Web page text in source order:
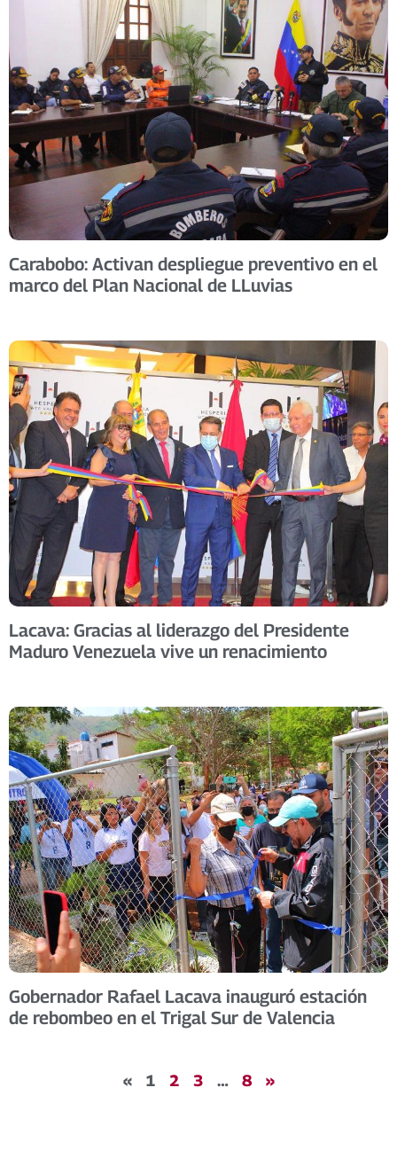
Carabobo: Activan despliegue preventivo en el
marco del Plan Nacional de LLuvias
Lacava: Gracias al liderazgo del Presidente
Maduro Venezuela vive un renacimiento
Gobernador Rafael Lacava inauguró estación
de rebombeo en el Trigal Sur de Valencia
« 1 2 3 … 8 »